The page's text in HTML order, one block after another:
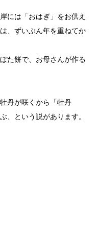
には「おはぎ」をお供え
、ずいぶん年を重ねてか
た餅で、お母さんが作る
丹が咲くから「牡丹
、という説があります。